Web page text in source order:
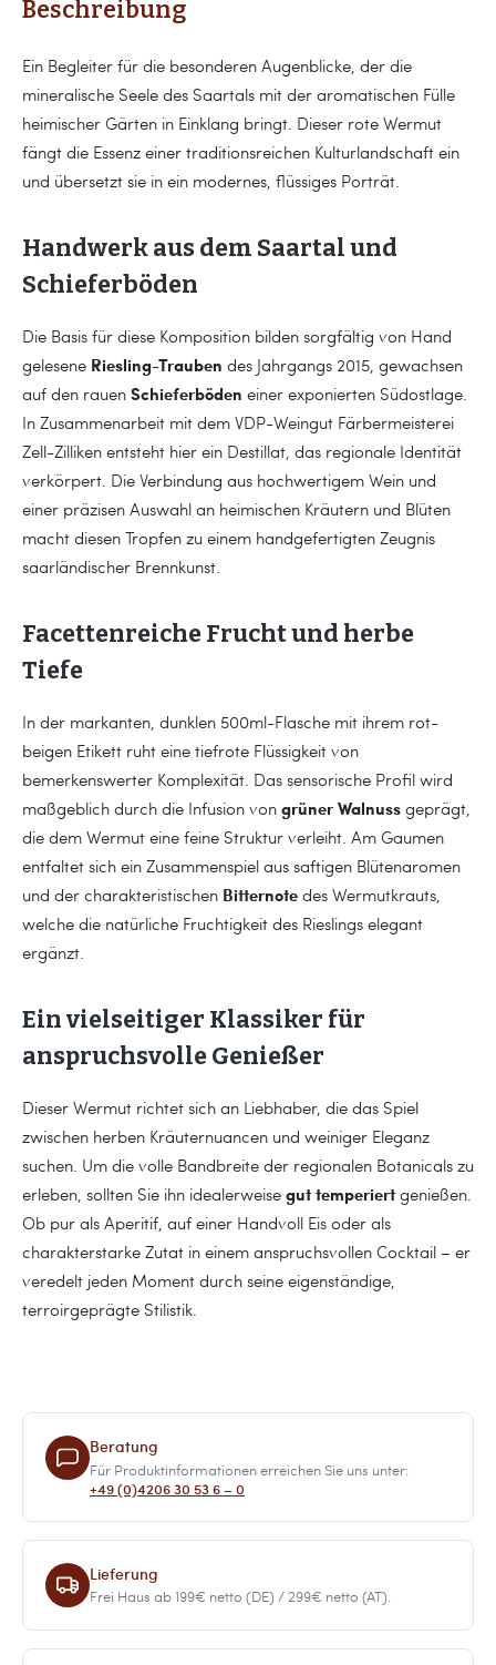
Beschreibung
Ein Begleiter für die besonderen Augenblicke, der die
mineralische Seele des Saartals mit der aromatischen Fülle
heimischer Gärten in Einklang bringt. Dieser rote Wermut
fängt die Essenz einer traditionsreichen Kulturlandschaft ein
und übersetzt sie in ein modernes, flüssiges Porträt.
Handwerk aus dem Saartal und
Schieferböden
Die Basis für diese Komposition bilden sorgfältig von Hand
gelesene Riesling-Trauben des Jahrgangs 2015, gewachsen
auf den rauen Schieferböden einer exponierten Südostlage.
In Zusammenarbeit mit dem VDP-Weingut Färbermeisterei
Zell-Zilliken entsteht hier ein Destillat, das regionale Identität
verkörpert. Die Verbindung aus hochwertigem Wein und
einer präzisen Auswahl an heimischen Kräutern und Blüten
macht diesen Tropfen zu einem handgefertigten Zeugnis
saarländischer Brennkunst.
Facettenreiche Frucht und herbe
Tiefe
In der markanten, dunklen 500ml-Flasche mit ihrem rot-
beigen Etikett ruht eine tiefrote Flüssigkeit von
bemerkenswerter Komplexität. Das sensorische Profil wird
maßgeblich durch die Infusion von grüner Walnuss geprägt,
die dem Wermut eine feine Struktur verleiht. Am Gaumen
entfaltet sich ein Zusammenspiel aus saftigen Blütenaromen
und der charakteristischen Bitternote des Wermutkrauts,
welche die natürliche Fruchtigkeit des Rieslings elegant
ergänzt.
Ein vielseitiger Klassiker für
anspruchsvolle Genießer
Dieser Wermut richtet sich an Liebhaber, die das Spiel
zwischen herben Kräuternuancen und weiniger Eleganz
suchen. Um die volle Bandbreite der regionalen Botanicals zu
erleben, sollten Sie ihn idealerweise gut temperiertgenießen.
Ob pur als Aperitif, auf einer Handvoll Eis oder als
charakterstarke Zutat in einem anspruchsvollen Cocktail – er
veredelt jeden Moment durch seine eigenständige,
terroirgeprägte Stilistik.
Beratung
Für Produktinformationen erreichen Sie uns unter:
+49 (0)4206 30 53 6 – 0
Lieferung
Frei Haus ab 199€ netto (DE) / 299€ netto (AT).